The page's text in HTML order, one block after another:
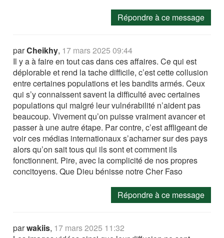
Répondre à ce message
parCheikhy, 17 mars 2025 09:44
Il y a à faire en tout cas dans ces affaires. Ce qui est
déplorable et rend la tache difficile, c’est cette collusion
entre certaines populations et les bandits armés. Ceux
qui s’y connaissent savent la difficulté avec certaines
populations qui malgré leur vulnérabilité n’aident pas
beaucoup. Vivement qu’on puisse vraiment avancer et
passer à une autre étape. Par contre, c’est affligeant de
voir ces médias internationaux s’acharner sur des pays
alors qu’on sait tous qui ils sont et comment ils
fonctionnent. Pire, avec la complicité de nos propres
concitoyens. Que Dieu bénisse notre Cher Faso
Répondre à ce message
parwakiis, 17 mars 2025 11:32